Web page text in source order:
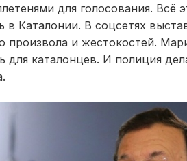
для голосования. Всё
в Каталонии. В соцсетях
произвола и жестокостей.
для каталонцев. И полиция